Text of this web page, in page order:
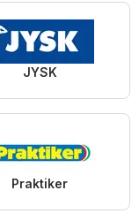
JYSK
Praktiker